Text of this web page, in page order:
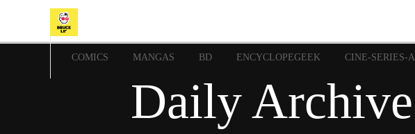
COMICS MANGAS BD ENCYCLOPEGEEK CINE-SERIES-
Daily